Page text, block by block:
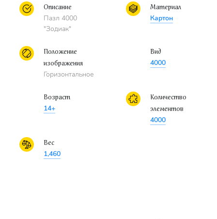
Описание
Пазл 4000
"Зодиак"
Материал
Картон
Положение
изображения
Горизонтальное
Вид
4000
Возраст
14+
Количество
элементов
4000
Вес
1,460